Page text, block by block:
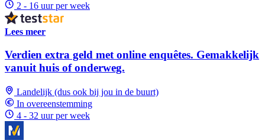
2 - 16 uur per week
Lees meer
Verdien extra geld met online enquêtes. Gemakkelijk
vanuit huis of onderweg.
Landelijk (dus ook bij jou in de buurt)
In overeenstemming
4 - 32 uur per week